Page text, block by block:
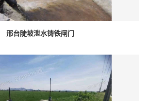
邢台陡坡泄水铸铁闸门